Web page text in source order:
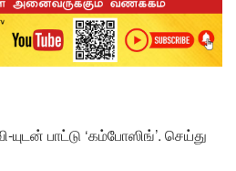
பாட்டு ‘கம்போஸிங்’. செய்து